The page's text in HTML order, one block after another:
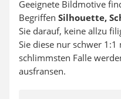
Geeignete Bildmotive
Begriffen Silhouette,
Sie darauf, keine allzu
Sie diese nur schwer
schlimmsten Falle
ausfransen.